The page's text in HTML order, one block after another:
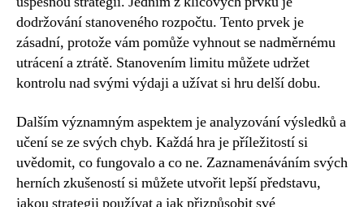
dodržování stanoveného rozpočtu. Tento prvek je
zásadní, protože vám pomůže vyhnout se nadměrnému
utrácení a ztrátě. Stanovením limitu můžete udržet
kontrolu nad svými výdaji a užívat si hru delší dobu.
Dalším významným aspektem je analyzování výsledků a
učení se ze svých chyb. Každá hra je příležitostí si
uvědomit, co fungovalo a co ne. Zaznamenáváním svých
herních zkušeností si můžete utvořit lepší představu,
jakou strategii používat a jak přizpůsobit své